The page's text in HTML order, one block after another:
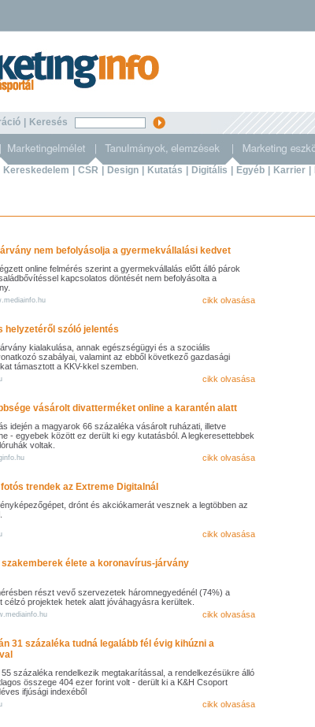
Keresés
Kereskedelem CSR Design Kutatás Digitális Egyéb Karrier
nem befolyásolja a gyermekvállalási kedvet
online felmérés szerint a gyermekvállalás előtt álló párok
kapcsolatos döntését nem befolyásolta a
cikk olvasása
helyzetéről szóló jelentés
kialakulása, annak egészségügyi és a szociális
szabályai, valamint az ebből következő gazdasági
támasztott a KKV-kkel szemben.
cikk olvasása
vásárolt divatterméket online a karantén alatt
idején a magyarok 66 százaléka vásárolt ruházati, illetve
- egyebek között ez derült ki egy kutatásból. A legkeresettebbek
voltak.
cikk olvasása
trendek az Extreme Digitalnál
drónt és akciókamerát vesznek a legtöbben az
cikk olvasása
élete a koronavírus-járvány
részt vevő szervezetek háromnegyedénél (74%) a
célzó projektek hetek alatt jóváhagyásra kerültek.
cikk olvasása
31 százaléka tudná legalább fél évig kihúzni a
55 százaléka rendelkezik megtakarítással, a rendelkezésükre álló
összege 404 ezer forint volt - derült ki a K&H Csoport
ifjúsági indexéből
cikk olvasása